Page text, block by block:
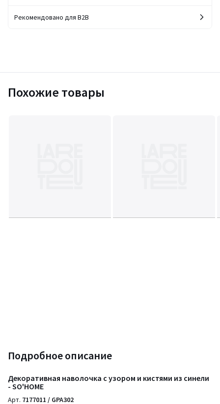
Рекомендовано для B2B
Похожие товары
Подробное описание
Декоративная наволочка с узором и кистями из синели
- SO'HOME
Арт. 7177011 / GPA302